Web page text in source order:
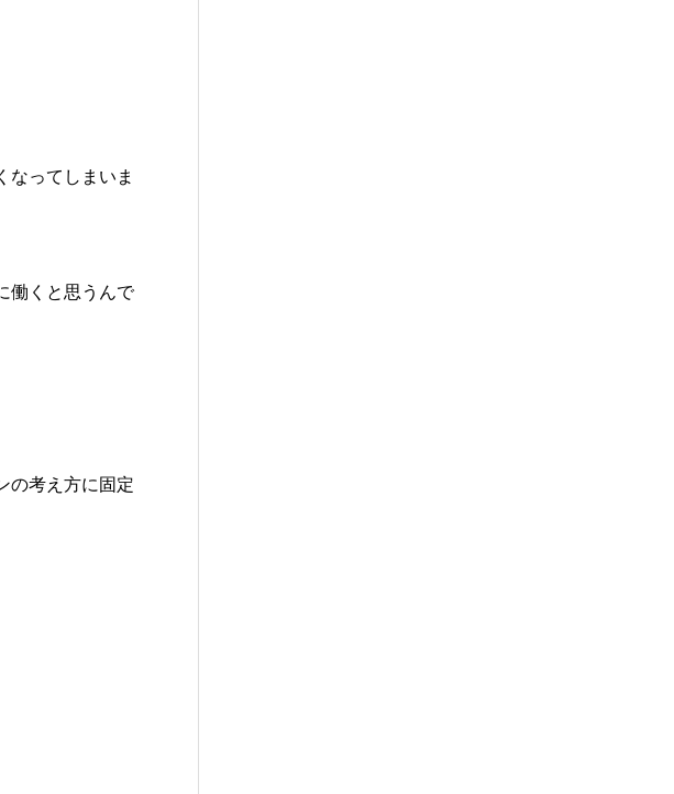
なってしまいま
働くと思うんで
の考え方に固定